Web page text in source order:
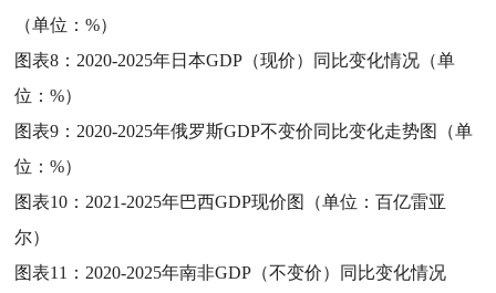
（单位：%）
图表8： 2020-2025年日本GDP（现价）同比变化情况（单
位：%）
图表9： 2020-2025年俄罗斯GDP不变价同比变化走势图（单
位：%）
图表10： 2021-2025年巴西GDP现价图（单位：百亿雷亚
尔）
图表11： 2020-2025年南非GDP（不变价）同比变化情况